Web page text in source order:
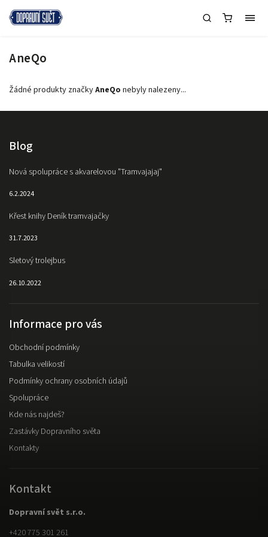
AneQo
Žádné produkty značkyAneQo nebyly nalezeny...
Blog
Nová spolupráce s akvarelovou "Tramvajajaj"
6.2.2024
Křest knihy Deník tramvajačky
31.7.2023
Sletový trolejbus
26.10.2022
Informace pro vás
Obchodní podmínky
Tabulka velikostí
Podmínky ochrany osobních údajů
Spolupráce
Kde nás najdeš?
Zastávky Dopravního světa
Kontakty
Kontakt
Dopravní svět s.r.o.
+420 775 301 261